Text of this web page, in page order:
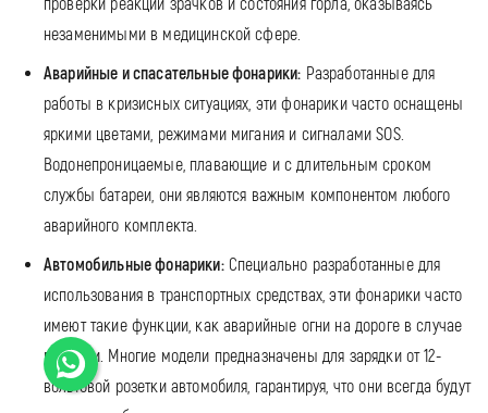
проверки реакции зрачков и состояния горла, оказываясь
незаменимыми в медицинской сфере.
Аварийные и спасательные фонарики: Разработанные для
работы в кризисных ситуациях, эти фонарики часто оснащены
яркими цветами, режимами мигания и сигналами SOS.
Водонепроницаемые, плавающие и с длительным сроком
службы батареи, они являются важным компонентом любого
аварийного комплекта.
Автомобильные фонарики:Специально разработанные для
использования в транспортных средствах, эти фонарики часто
имеют такие функции, как аварийные огни на дороге в случае
поломки. Многие модели предназначены для зарядки от 12-
вольтовой розетки автомобиля, гарантируя, что они всегда будут